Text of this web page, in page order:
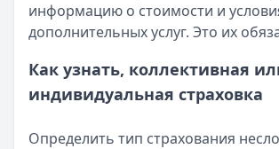
информацию о стоимости и
дополнительных услуг. Это их
Как узнать, коллективная
индивидуальная страховка
Определить тип страхования